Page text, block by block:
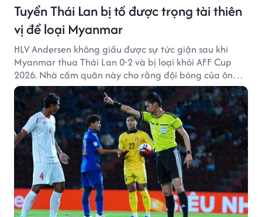
Tuyển Thái Lan bị tố được trọng tài thiên
vị để loại Myanmar
HLV Andersen không giấu được sự tức giận sau khi
Myanmar thua Thái Lan 0-2 và bị loại khỏi AFF Cup
2026. Nhà cầm quân này cho rằng đội bóng của ông
thất bại bởi những quyết định từ tổ trọng tài.